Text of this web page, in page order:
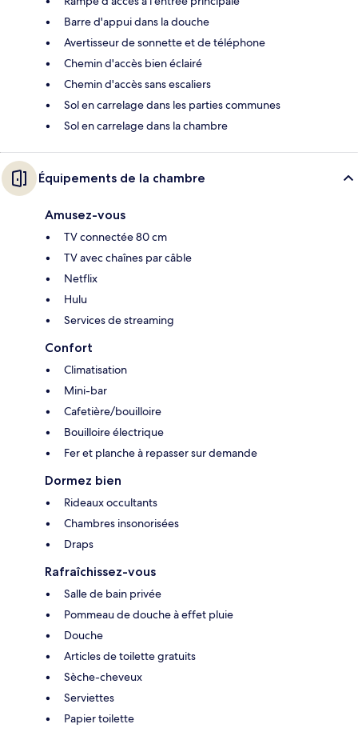
Barre d'appui dans la douche
Avertisseur de sonnette et de téléphone
Chemin d'accès bien éclairé
Chemin d'accès sans escaliers
Sol en carrelage dans les parties communes
Sol en carrelage dans la chambre
Équipements de la chambre
Amusez-vous
TV connectée 80 cm
TV avec chaînes par câble
Netflix
Hulu
Services de streaming
Confort
Climatisation
Mini-bar
Cafetière/bouilloire
Bouilloire électrique
Fer et planche à repasser sur demande
Dormez bien
Rideaux occultants
Chambres insonorisées
Draps
Rafraîchissez-vous
Salle de bain privée
Pommeau de douche à effet pluie
Douche
Articles de toilette gratuits
Sèche-cheveux
Serviettes
Papier toilette